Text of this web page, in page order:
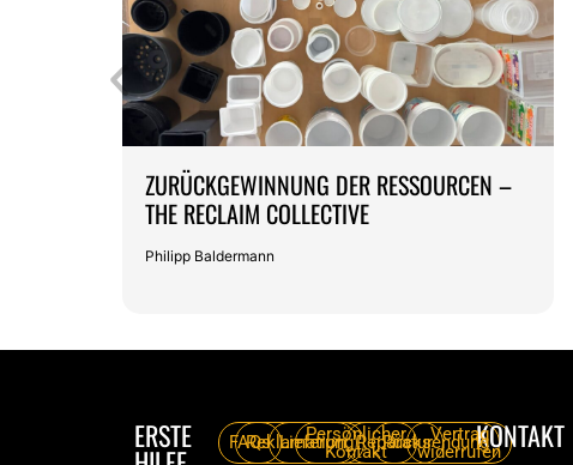
ZURÜCKGEWINNUNG DER RESSOURCEN –
THE RECLAIM COLLECTIVE
Philipp Baldermann
ERSTE FAQs
Reklamation
Lieferung
Persönlicher
KontaktReparatur
Rücksendung
Vertrag
widerrufenKONTAKT